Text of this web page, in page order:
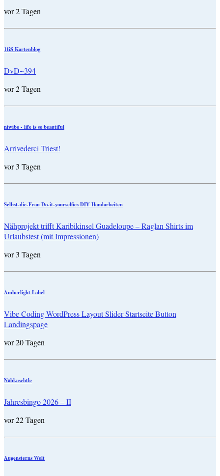
vor 2 Tagen
11iS Kartenblog
DvD~394
vor 2 Tagen
niwibo - life is so beautiful
Arrivederci Triest!
vor 3 Tagen
Selbst-die-Frau Do-it-yourselfies DIY Handarbeiten
Nähprojekt trifft Karibikinsel Guadeloupe – Raglan Shirts im
Urlaubstest (mit Impressionen)
vor 3 Tagen
Amberlight Label
Vibe Coding WordPress Layout Slider Startseite Button
Landingspage
vor 20 Tagen
Nähkäschtle
Jahresbingo 2026 – II
vor 22 Tagen
Augensterns Welt